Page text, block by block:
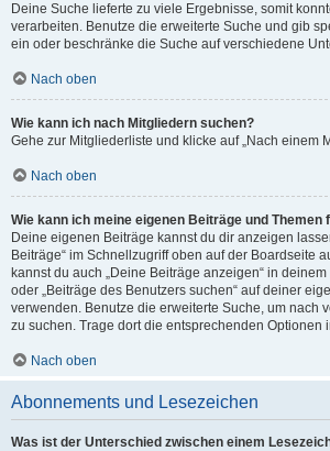
Deine Suche lieferte zu viele Ergebnisse, somit
verarbeiten. Benutze die erweiterte Suche und gib
ein oder beschränke die Suche auf verschiedene
Nach oben
Wie kann ich nach Mitgliedern suchen?
Gehe zur Mitgliederliste und klicke auf „Nach einem
Nach oben
Wie kann ich meine eigenen Beiträge und Themen
Deine eigenen Beiträge kannst du dir anzeigen
Beiträge“ im Schnellzugriff oben auf der Boardseite
kannst du auch „Deine Beiträge anzeigen“ in
oder „Beiträge des Benutzers suchen“ auf deiner
verwenden. Benutze die erweiterte Suche, um nach
zu suchen. Trage dort die entsprechenden Optionen
Nach oben
Abonnements und Lesezeichen
Was ist der Unterschied zwischen einem